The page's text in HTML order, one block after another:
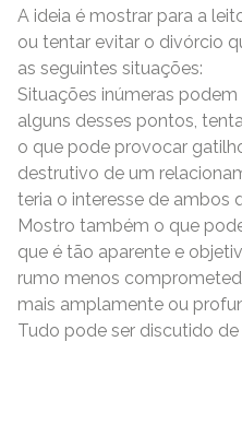
A ideia é mostrar para a
ou tentar evitar o divórcio
as seguintes situações:
Situações inúmeras
alguns desses pontos,
o que pode provocar
destrutivo de um
teria o interesse de ambos
Mostro também o que
que é tão aparente e
rumo menos
mais amplamente ou
Tudo pode ser discutido